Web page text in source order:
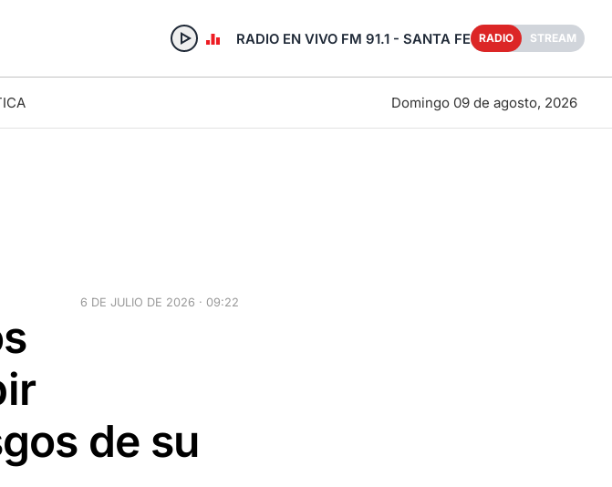
RADIO EN VIVO FM 91.1 - SANTA FE RADIO STREAM
Domingo 09 de agosto, 2026
6 DE JULIO DE 2026 · 09:22
de su